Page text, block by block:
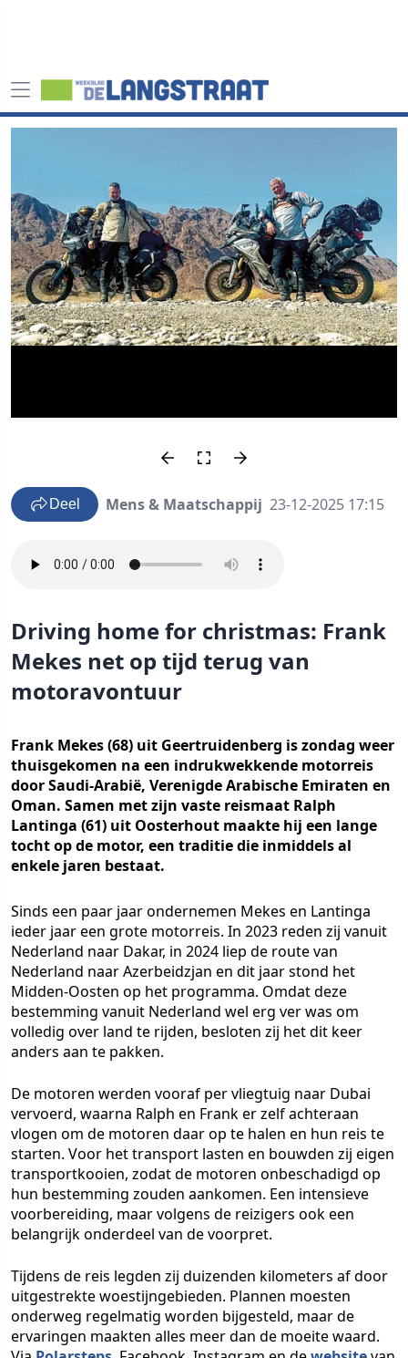
Deel Mens & Maatschappij 23-12-2025 17:15
Driving home for christmas: Frank
Mekes net op tijd terug van
motoravontuur
Frank Mekes (68) uit Geertruidenberg is zondag weer
thuisgekomen na een indrukwekkende motorreis
door Saudi-Arabië, Verenigde Arabische Emiraten en
Oman. Samen met zijn vaste reismaat Ralph
Lantinga (61) uit Oosterhout maakte hij een lange
tocht op de motor, een traditie die inmiddels al
enkele jaren bestaat.
Sinds een paar jaar ondernemen Mekes en Lantinga
ieder jaar een grote motorreis. In 2023 reden zij vanuit
Nederland naar Dakar, in 2024 liep de route van
Nederland naar Azerbeidzjan en dit jaar stond het
Midden-Oosten op het programma. Omdat deze
bestemming vanuit Nederland wel erg ver was om
volledig over land te rijden, besloten zij het dit keer
anders aan te pakken.
De motoren werden vooraf per vliegtuig naar Dubai
vervoerd, waarna Ralph en Frank er zelf achteraan
vlogen om de motoren daar op te halen en hun reis te
starten. Voor het transport lasten en bouwden zij eigen
transportkooien, zodat de motoren onbeschadigd op
hun bestemming zouden aankomen. Een intensieve
voorbereiding, maar volgens de reizigers ook een
belangrijk onderdeel van de voorpret.
Tijdens de reis legden zij duizenden kilometers af door
uitgestrekte woestijngebieden. Plannen moesten
onderweg regelmatig worden bijgesteld, maar de
ervaringen maakten alles meer dan de moeite waard.